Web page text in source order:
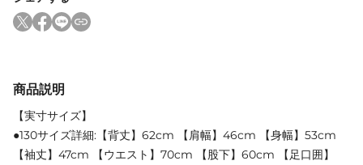
商品説明
【実寸サイズ】
●130サイズ詳細:【背丈】62cm 【肩幅】46cm 【身幅】53cm
【袖丈】47cm 【ウエスト】70cm 【股下】60cm 【足口囲】